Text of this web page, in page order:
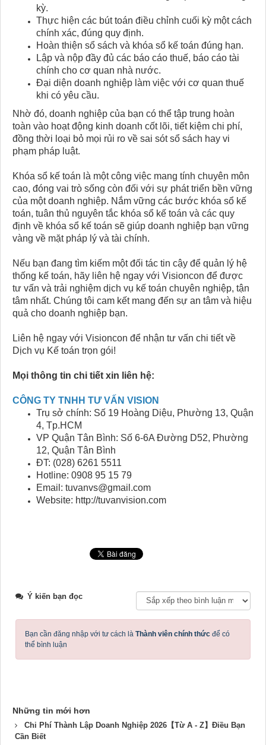
kỳ.
Thực hiện các bút toán điều chỉnh cuối kỳ một cách
chính xác, đúng quy định.
Hoàn thiện sổ sách và khóa sổ kế toán đúng hạn.
Lập và nộp đầy đủ các báo cáo thuế, báo cáo tài
chính cho cơ quan nhà nước.
Đại diện doanh nghiệp làm việc với cơ quan thuế
khi có yêu cầu.
Nhờ đó, doanh nghiệp của bạn có thể tập trung hoàn
toàn vào hoạt động kinh doanh cốt lõi, tiết kiệm chi phí,
đồng thời loại bỏ mọi rủi ro về sai sót sổ sách hay vi
phạm pháp luật.
Khóa sổ kế toán là một công việc mang tính chuyên môn
cao, đóng vai trò sống còn đối với sự phát triển bền vững
của một doanh nghiệp. Nắm vững các bước khóa sổ kế
toán, tuân thủ nguyên tắc khóa sổ kế toán và các quy
định về khóa sổ kế toán sẽ giúp doanh nghiệp bạn vững
vàng về mặt pháp lý và tài chính.
Nếu bạn đang tìm kiếm một đối tác tin cậy để quản lý hệ
thống kế toán, hãy liên hệ ngay với Visioncon để được
tư vấn và trải nghiệm dịch vụ kế toán chuyên nghiệp, tận
tâm nhất. Chúng tôi cam kết mang đến sự an tâm và hiệu
quả cho doanh nghiệp bạn.
Liên hệ ngay với Visioncon để nhận tư vấn chi tiết về
Dịch vụ Kế toán trọn gói!
Mọi thông tin chi tiết xin liên hệ:
CÔNG TY TNHH TƯ VẤN VISION
Trụ sở chính: Số 19 Hoàng Diệu, Phường 13, Quận
4, Tp.HCM
VP Quận Tân Bình: Số 6-6A Đường D52, Phường
12, Quận Tân Bình
ĐT: (028) 6261 5511
Hotline: 0908 95 15 79
Email: tuvanvs@gmail.com
Website: http://tuvanvision.com
Ý kiến bạn đọc
Bạn cần đăng nhập với tư cách là Thành viên chính thức để có
thể bình luận
Những tin mới hơn
Chi Phí Thành Lập Doanh Nghiệp 2026【Từ A - Z】Điều Bạn
Cần Biết